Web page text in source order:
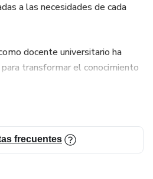
a las necesidades de cada
docente universitario ha
transformar el conocimiento
he liderado proyectos de
en quienes me consultan.
e implementar programas
frecuentes